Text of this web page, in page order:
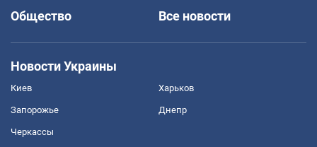
Общество
Все новости
Новости Украины
Киев Харьков
Запорожье Днепр
Черкассы